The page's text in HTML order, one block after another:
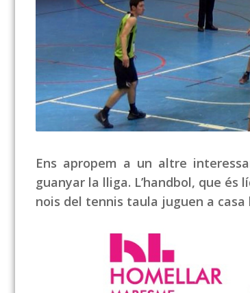
Ens apropem a un altre
guanyar la lliga. L’handbol, que
nois del tennis taula juguen a casa